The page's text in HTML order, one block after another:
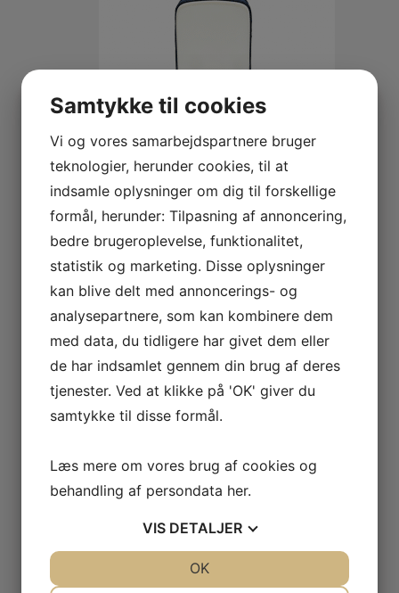
Bb Klarinet kasse Evolution EV-3 Bags
KR. 2.350,00
LUXBAG – Klarinet nylon overtræk
Samtykke til cookies
Vi og vores samarbejdspartnere bruger
teknologier, herunder cookies, til at
indsamle oplysninger om dig til forskellige
formål, herunder: Tilpasning af annoncering,
bedre brugeroplevelse, funktionalitet,
statistik og marketing. Disse oplysninger
kan blive delt med annoncerings- og
analysepartnere, som kan kombinere dem
med data, du tidligere har givet dem eller
de har indsamlet gennem din brug af deres
tjenester. Ved at klikke på 'OK' giver du
samtykke til disse formål.
Læs mere om vores brug af cookies og
behandling af persondata her.
VIS DETALJER
OK